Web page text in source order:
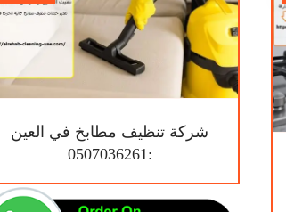
شركة تنظيف مطابخ في العين
:0507036261